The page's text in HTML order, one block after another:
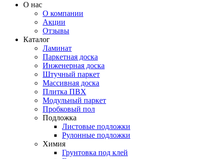
О нас
О компании
Акции
Отзывы
Каталог
Ламинат
Паркетная доска
Инженерная доска
Штучный паркет
Массивная доска
Плитка ПВХ
Модульный паркет
Пробковый пол
Подложка
Листовые подложки
Рулонные подложки
Химия
Грунтовка под клей